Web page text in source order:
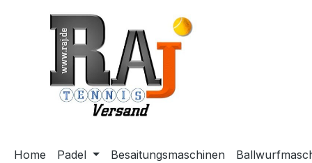
Hauptinhalt springen
Zur Suche springen
Zur Hauptnavigation springen
Home Padel Besaitungsmaschinen